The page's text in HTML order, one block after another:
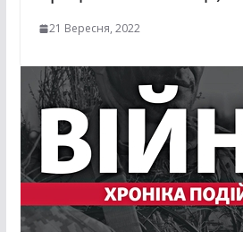
21 Вересня, 2022